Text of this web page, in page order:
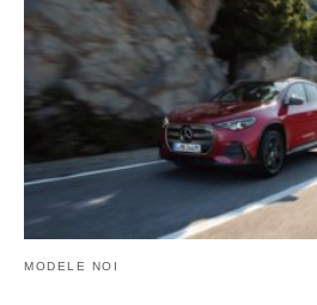
MODELE NOI